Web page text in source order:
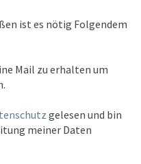
ist es nötig Folgendem
Mail zu erhalten um
gelesen und bin
meiner Daten